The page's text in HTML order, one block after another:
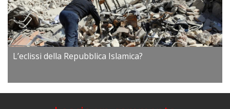
L’eclissi della Repubblica Islamica?